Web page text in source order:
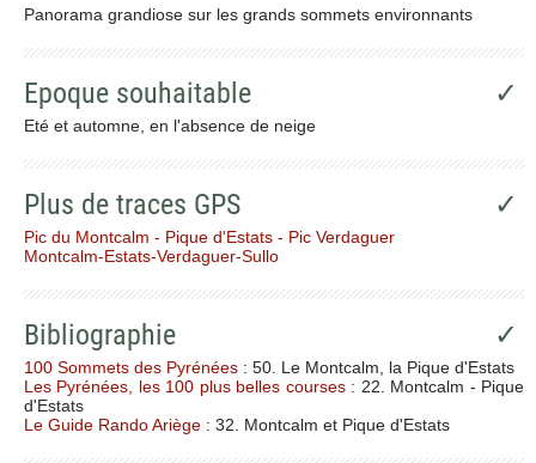
Panorama grandiose sur les grands sommets environnants
Epoque souhaitable ✓
Eté et automne, en l'absence de neige
Plus de traces GPS ✓
Pic du Montcalm - Pique d'Estats - Pic Verdaguer
Montcalm-Estats-Verdaguer-Sullo
Bibliographie ✓
100 Sommets des Pyrénées : 50. Le Montcalm, la Pique d'Estats
Les Pyrénées, les 100 plus belles courses: 22. Montcalm - Pique
d'Estats
Le Guide Rando Ariège : 32. Montcalm et Pique d'Estats